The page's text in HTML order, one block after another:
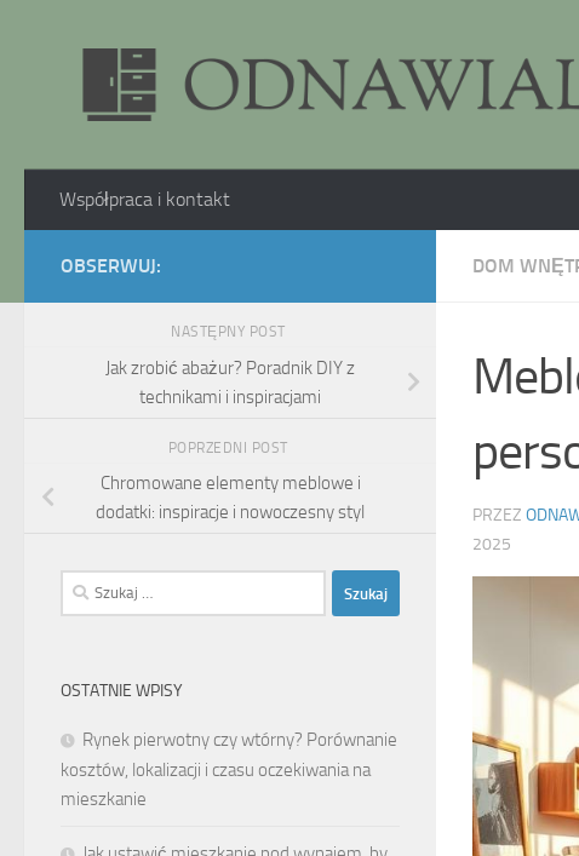
Współpraca i kontakt
DOM
PRZEZ
2025
OBSERWUJ:
NASTĘPNY POST
Jak zrobić abażur? Poradnik DIY z
technikami i inspiracjami
POPRZEDNI POST
Chromowane elementy meblowe i
dodatki: inspiracje i nowoczesny styl
Szukaj:
OSTATNIE WPISY
Rynek pierwotny czy wtórny? Porównanie
kosztów, lokalizacji i czasu oczekiwania na
mieszkanie